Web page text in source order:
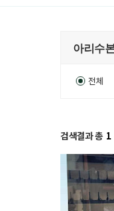
전체
검색결과 총 1